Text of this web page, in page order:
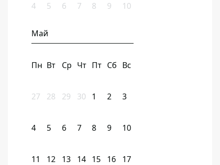
4 5 6 7 8 9 10
Май
Пн Вт Ср Чт Пт Сб Вс
27 28 29 30 1 2 3
4 5 6 7 8 9 10
11 12 13 14 15 16 17